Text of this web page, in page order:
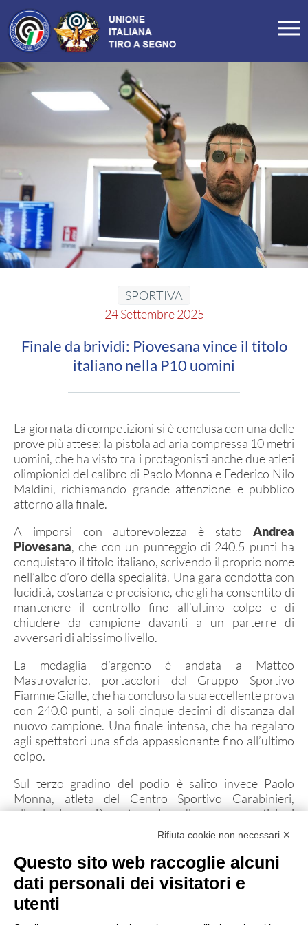
LA FEDERAZIONE
Profilo
Storia
Organigramma
Carte Federali
Comitati Regionali
Manifesto
Tesseramento
Commissioni
SEZIONI TSN
Ricerca Sezioni
Affiliazioni Registro CONI
Pistola
Carabina
Convocazioni atleti
Attività Sportiva
Gruppi di merito
Archivio gruppi di merito
Atleti di interesse nazionale
Staff Tecnico
Staff medico
ATLETI AZZURRI
DISCIPLINE NON ISSF
Bench Rest
Production
SPORTIVA
24 Settembre 2025
Finale da brividi: Piovesana vince il titolo
italiano nella P10 uomini
La giornata di competizioni si è conclusa con una delle
prove più attese: la pistola ad aria compressa 10 metri
uomini, che ha visto tra i protagonisti anche due atleti
olimpionici del calibro di Paolo Monna e Federico Nilo
Maldini, richiamando grande attenzione e pubblico
attorno alla finale.
A imporsi con autorevolezza è stato Andrea
Piovesana, che con un punteggio di 240.5 punti ha
conquistato il titolo italiano, scrivendo il proprio nome
nell’albo d’oro della specialità. Una gara condotta con
lucidità, costanza e precisione, che gli ha consentito di
mantenere il controllo fino all’ultimo colpo e di
chiudere da campione davanti a un parterre di
avversari di altissimo livello.
La medaglia d’argento è andata a Matteo
Mastrovalerio, portacolori del Gruppo Sportivo
Fiamme Gialle, che ha concluso la sua eccellente prova
con 240.0 punti, a soli cinque decimi di distanza dal
nuovo campione. Una finale intensa, che ha regalato
agli spettatori una sfida appassionante fino all’ultimo
colpo.
Sul terzo gradino del podio è salito invece Paolo
Monna, atleta del Centro Sportivo Carabinieri,
olimpionico e già protagonista di tante competizioni
internazionali. Con questa medaglia di bronzo, Monna
valore tecnico, regalando prestigio al suo gruppo
sportivo e al movimento del tiro a segno italiano.
La presenza in pedana di tiratori protagonisti
Rifiuta cookie non necessari ✕
Questo sito web raccoglie alcuni
dati personali dei visitatori e
utenti